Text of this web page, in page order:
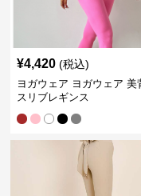
¥4,420 (税込)
ヨガウェア ヨガウェア 美
スリブレギンス